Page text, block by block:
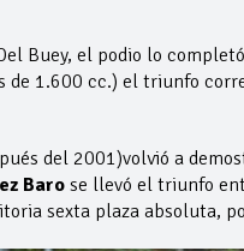
Buey, el podio lo
de 1.600 cc.) el triunfo
del 2001)volvió a
Barose llevó el triunfo
sexta plaza absoluta,